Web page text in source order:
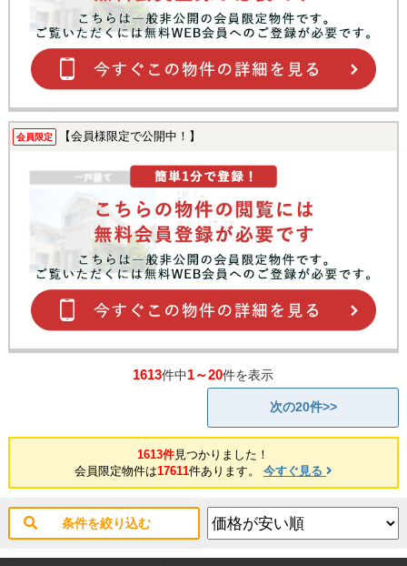
会員限定 【会員様限定で公開中！】
1613件中1～20件を表示
次の20件>>
1613件見つかりました！
会員限定物件は17611件あります。 今すぐ見る
条件を絞り込む